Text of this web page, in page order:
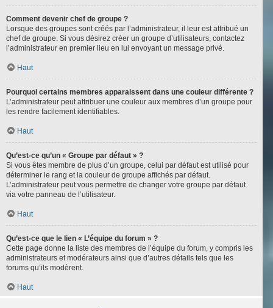
Comment devenir chef de groupe ?
Lorsque des groupes sont créés par l’administrateur, il leur est attribué un
chef de groupe. Si vous désirez créer un groupe d’utilisateurs, contactez
l’administrateur en premier lieu en lui envoyant un message privé.
Haut
Pourquoi certains membres apparaissent dans une couleur différente ?
L’administrateur peut attribuer une couleur aux membres d’un groupe pour
les rendre facilement identifiables.
Haut
Qu’est-ce qu’un « Groupe par défaut » ?
Si vous êtes membre de plus d’un groupe, celui par défaut est utilisé pour
déterminer le rang et la couleur de groupe affichés par défaut.
L’administrateur peut vous permettre de changer votre groupe par défaut
via votre panneau de l’utilisateur.
Haut
Qu’est-ce que le lien « L’équipe du forum » ?
Cette page donne la liste des membres de l’équipe du forum, y compris les
administrateurs et modérateurs ainsi que d’autres détails tels que les
forums qu’ils modèrent.
Haut